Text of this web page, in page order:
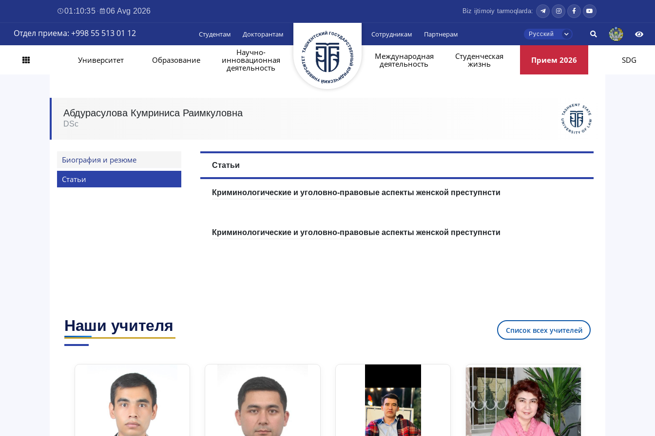
01:10:36 · 06 Avg 2026 Biz ijtimoiy tarmoqlarda:
Отдел приема: +998 55 513 01 12 Студентам Докторантам Сотрудникам Партнерам Русский
Университет Образование
Научно-
инновационная
деятельность
Международная
деятельность
Студенческая
жизнь
Прием 2026 SDG
Абдурасулова Кумриниса Раимкуловна
DSc
Биография и резюме
Статьи
Статьи
Криминологические и уголовно-правовые аспекты женской преступнсти
Криминологические и уголовно-правовые аспекты женской преступнсти
Наши учителя Список всех учителей
Здравствуйте! Добро пожаловать в
чат приёмной комиссии ТГЮУ.